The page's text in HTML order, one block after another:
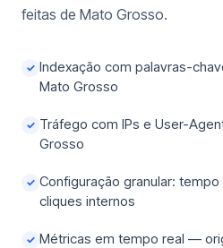
feitas de Mato Grosso.
✓ Indexação com palavras-
Mato Grosso
✓ Tráfego com IPs e User-
Grosso
✓ Configuração granular:
cliques internos
✓ Métricas em tempo real —